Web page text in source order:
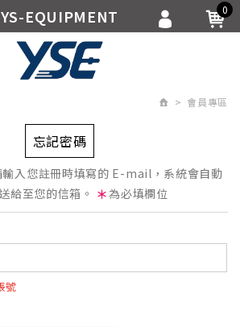
會員專區
忘記密碼
入您註冊時填寫的 E-mail，系統會自動
給至您的信箱。 ＊為必填欄位
號
YS-EQUIPMENT 0
會員登入
會員註冊
訂單查詢
追蹤清單
匯款通知
繁體中文